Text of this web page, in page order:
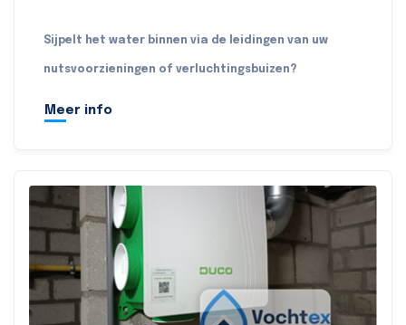
Sijpelt het water binnen via de leidingen van uw
nutsvoorzieningen of verluchtingsbuizen?
Meer info